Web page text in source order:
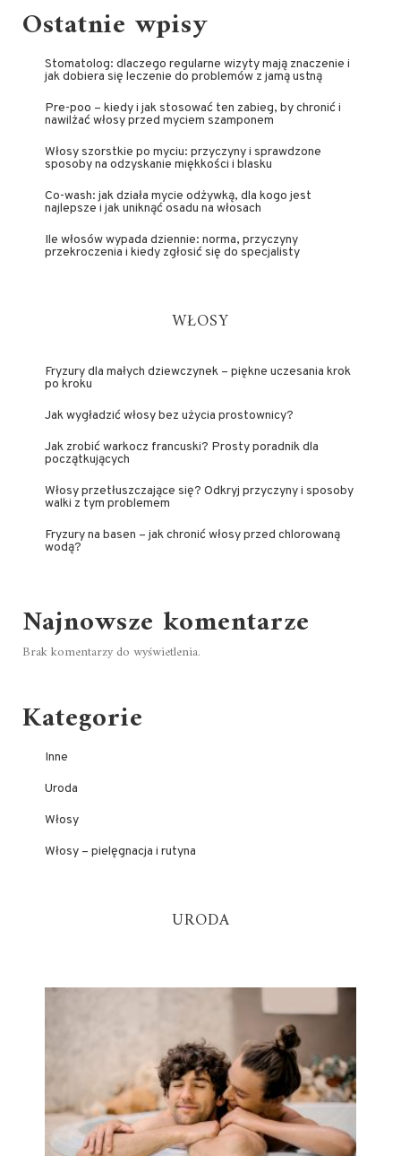
Ostatnie wpisy
Stomatolog: dlaczego regularne wizyty mają znaczenie i
jak dobiera się leczenie do problemów z jamą ustną
Pre-poo – kiedy i jak stosować ten zabieg, by chronić i
nawilżać włosy przed myciem szamponem
Włosy szorstkie po myciu: przyczyny i sprawdzone
sposoby na odzyskanie miękkości i blasku
Co-wash: jak działa mycie odżywką, dla kogo jest
najlepsze i jak uniknąć osadu na włosach
Ile włosów wypada dziennie: norma, przyczyny
przekroczenia i kiedy zgłosić się do specjalisty
WŁOSY
Fryzury dla małych dziewczynek – piękne uczesania krok
po kroku
Jak wygładzić włosy bez użycia prostownicy?
Jak zrobić warkocz francuski? Prosty poradnik dla
początkujących
Włosy przetłuszczające się? Odkryj przyczyny i sposoby
walki z tym problemem
Fryzury na basen – jak chronić włosy przed chlorowaną
wodą?
Najnowsze komentarze
Brak komentarzy do wyświetlenia.
Kategorie
Inne
Uroda
Włosy
Włosy – pielęgnacja i rutyna
URODA